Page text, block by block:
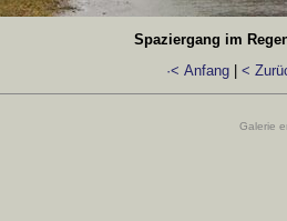
Spaziergang im
·< Anfang| <
Galerie